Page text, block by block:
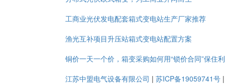
工商业光伏发电配套箱式变电站生产厂家推荐
渔光互补项目升压站箱式变电站配置方案
铜价一天一个价，箱变采购如何用“锁价合同”保住
江苏中盟电气设备有限公司 | 苏ICP备19059741号